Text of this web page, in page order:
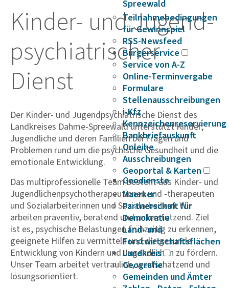
Spreewald
Teilnahmebedingungen
für Gewinnspiel
RSS-Newsfeed
Bürgerservice
Service von A-Z
Online-Terminvergabe
Formulare
Stellenausschreibungen
i-Kfz
Kennzeichenreservierung
Bankbriefauskunft
Onleihe
Ausschreibungen
Geoportal & Karten
Geodienste
Maerker
Partnerschaft für
Demokratie
Land- und
Forstwirtschaftsflächen
Landkreis
Geografie
Gemeinden und Ämter
Kinder- und Jugend­
psych­ia­tri­scher
Dienst
Der Kinder- und Jugendpsychiatrische Dienst des
Landkreises Dahme-Spreewald unterstützt Kinder,
Jugendliche und deren Familien bei Fragen und
Problemen rund um die psychische Gesundheit und die
emotionale Entwicklung.
Das multiprofessionelle Team besteht aus Kinder- und
Jugendlichenpsychotherapeutinnen und -therapeuten
und Sozialarbeiterinnen und Sozialarbeitern. Wir
arbeiten präventiv, beratend und unterstützend. Ziel
ist es, psychische Belastungen frühzeitig zu erkennen,
geeignete Hilfen zu vermitteln und die gesunde
Entwicklung von Kindern und Jugendlichen zu fördern.
Unser Team arbeitet vertraulich, wertschätzend und
lösungsorientiert.